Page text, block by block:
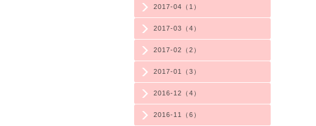
2017-04（1）
2017-03（4）
2017-02（2）
2017-01（3）
2016-12（4）
2016-11（6）